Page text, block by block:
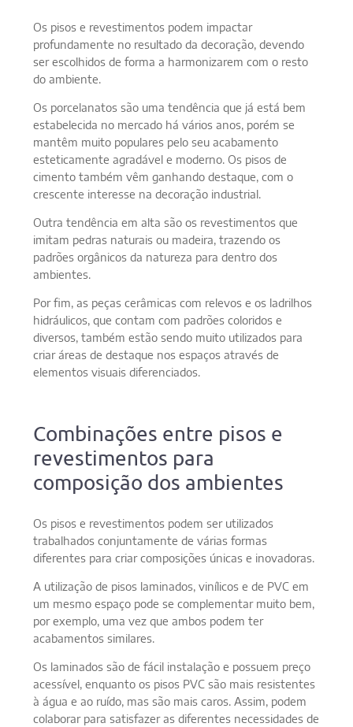
Os pisos e revestimentos podem impactar
profundamente no resultado da decoração, devendo
ser escolhidos de forma a harmonizarem com o resto
do ambiente.
Os porcelanatos são uma tendência que já está bem
estabelecida no mercado há vários anos, porém se
mantêm muito populares pelo seu acabamento
esteticamente agradável e moderno. Os pisos de
cimento também vêm ganhando destaque, com o
crescente interesse na decoração industrial.
Outra tendência em alta são os revestimentos que
imitam pedras naturais ou madeira, trazendo os
padrões orgânicos da natureza para dentro dos
ambientes.
Por fim, as peças cerâmicas com relevos e os ladrilhos
hidráulicos, que contam com padrões coloridos e
diversos, também estão sendo muito utilizados para
criar áreas de destaque nos espaços através de
elementos visuais diferenciados.
Combinações entre pisos e
revestimentos para
composição dos ambientes
Os pisos e revestimentos podem ser utilizados
trabalhados conjuntamente de várias formas
diferentes para criar composições únicas e inovadoras.
A utilização de pisos laminados, vinílicos e de PVC em
um mesmo espaço pode se complementar muito bem,
por exemplo, uma vez que ambos podem ter
acabamentos similares.
Os laminados são de fácil instalação e possuem preço
acessível, enquanto os pisos PVC são mais resistentes
à água e ao ruído, mas são mais caros. Assim, podem
colaborar para satisfazer as diferentes necessidades de